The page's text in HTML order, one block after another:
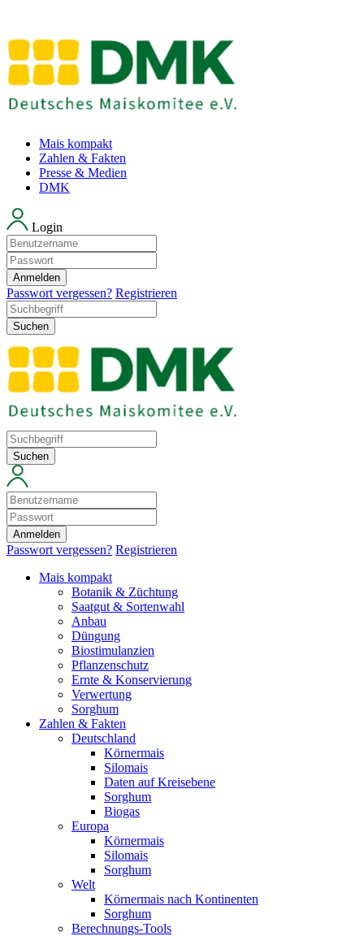
Mais kompakt
Zahlen & Fakten
Presse & Medien
DMK
Login
Anmelden
Passwort vergessen? Registrieren
Suchen
Suchen
Anmelden
Passwort vergessen? Registrieren
Mais kompakt
Botanik & Züchtung
Saatgut & Sortenwahl
Anbau
Düngung
Biostimulanzien
Pflanzenschutz
Ernte & Konservierung
Verwertung
Sorghum
Zahlen & Fakten
Deutschland
Körnermais
Silomais
Daten auf Kreisebene
Sorghum
Biogas
Europa
Körnermais
Silomais
Sorghum
Welt
Körnermais nach Kontinenten
Sorghum
Berechnungs-Tools